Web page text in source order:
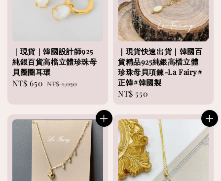
｜現貨｜韓國設計師925
純銀百貨高檔立體珍珠母
貝圈圈耳環
Sale
NT$ 650 Regular
NT$ 1,050
｜現貨快速出貨｜韓國百
貨精品925純銀高檔立體
珍珠母貝項鍊-La Fairy#
正韓#韓國製
Regular
NT$ 550